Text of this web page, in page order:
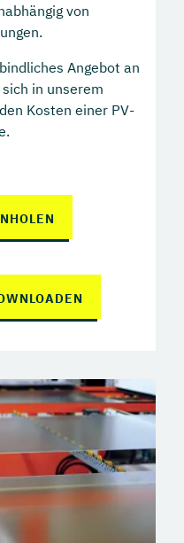
von
Angebot an
in unserem
Kosten einer PV-